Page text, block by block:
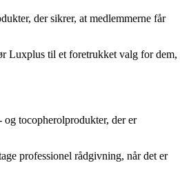
der sikrer, at medlemmerne får
Luxplus til et foretrukket valg for dem,
tocopherolprodukter, der er
professionel rådgivning, når det er